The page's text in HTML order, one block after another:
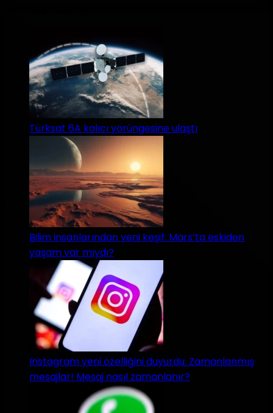
Türksat 6A kalıcı yörüngesine ulaştı
Bilim insanlarından yeni keşif: Mars’ta eskiden
yaşam var mıydı?
Instagram yeni özelliğini duyurdu: Zamanlanmış
mesajlar! Mesaj nasıl zamanlanır?